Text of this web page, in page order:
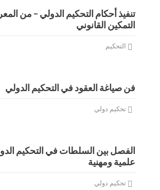
تنفيذ أحكام التحكيم الدولي – من
التمكين القانوني
التحكيم
فن صياغة العقود في التحكيم الدولي
تحكيم دولي
الفصل بين السلطات في التحكيم
علمية ومهنية
تحكيم دولي